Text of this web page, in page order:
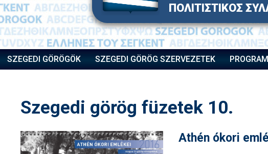
ΠΟΛΙΤΙΣΤΙΚΟΣ
SZEGEDI GÖRÖGÖK SZEGEDI GÖRÖG SZERVEZETEK
Szegedi görög füzetek 10.
Athén ókori